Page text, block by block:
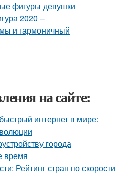
на сайте:
интернет в мире:
города
время
Рейтинг стран по скорости